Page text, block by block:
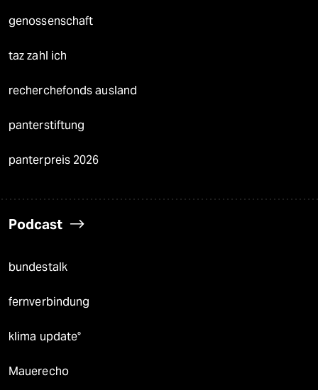
genossenschaft
taz zahl ich
recherchefonds ausland
panterstiftung
panterpreis 2026
Podcast
bundestalk
fernverbindung
klima update°
Mauerecho